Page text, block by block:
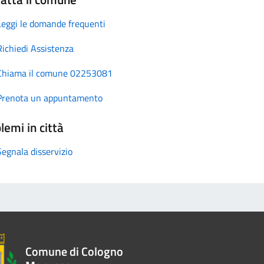
le domande frequenti
Assistenza
il comune 02253081
un appuntamento
in città
disservizio
Comune di Cologno